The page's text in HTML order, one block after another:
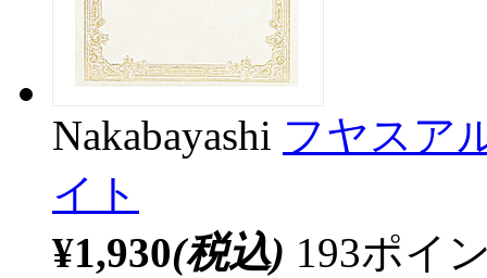
Nakabayashi フヤスア
イト
¥1,930(税込) 193ポイ